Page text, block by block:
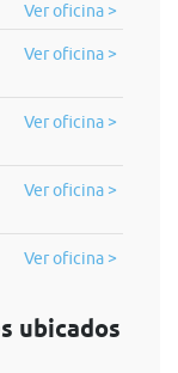
Ver oficina >
Ver oficina >
Ver oficina >
Ver oficina >
Ver oficina >
ubicados